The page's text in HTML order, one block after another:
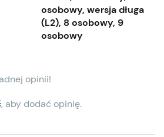
osobowy, wersja długa
(L2), 8 osobowy, 9
osobowy
opinii!
, aby dodać opinię.